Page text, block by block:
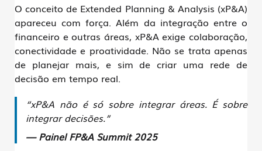
O conceito de Extended Planning & Analysis (xP&A)
apareceu com força. Além da integração entre o
financeiro e outras áreas, xP&A exige colaboração,
conectividade e proatividade. Não se trata apenas
de planejar mais, e sim de criar uma rede de
decisão em tempo real.
“xP&A não é só sobre integrar áreas. É sobre
integrar decisões.”
— Painel FP&A Summit 2025